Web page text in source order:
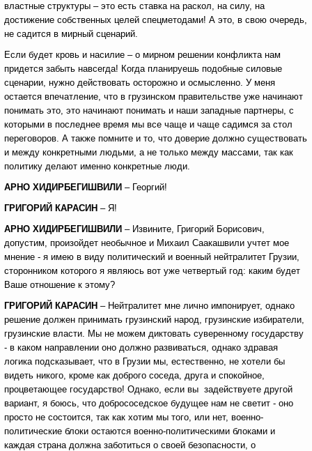
властные структуры – это есть ставка на раскол, на силу, на
достижение собственных целей спецметодами! А это, в свою очередь,
не садится в мирный сценарий.
Если будет кровь и насилие – о мирном решении конфликта нам
придется забыть навсегда! Когда планируешь подобные силовые
сценарии, нужно действовать осторожно и осмысленно. У меня
остается впечатление, что в грузинском правительстве уже начинают
понимать это, это начинают понимать и наши западные партнеры, с
которыми в последнее время мы все чаще и чаще садимся за стол
переговоров. А также помните и то, что доверие должно существовать
и между конкретными людьми, а не только между массами, так как
политику делают именно конкретные люди.
АРНО ХИДИРБЕГИШВИЛИ – Георгий!
ГРИГОРИЙ КАРАСИН – Я!
АРНО ХИДИРБЕГИШВИЛИ – Извините, Григорий Борисович,
допустим, произойдет необычное и Михаил Саакашвили учтет мое
мнение - я имею в виду политический и военный нейтралитет Грузии,
сторонником которого я являюсь вот уже четвертый год: каким будет
Ваше отношение к этому?
ГРИГОРИЙ КАРАСИН – Нейтралитет мне лично импонирует, однако
решение должен принимать грузинский народ, грузинские избиратели,
грузинские власти. Мы не можем диктовать суверенному государству
- в каком направлении оно должно развиваться, однако здравая
логика подсказывает, что в Грузии мы, естественно, не хотели бы
видеть никого, кроме как доброго соседа, друга и спокойное,
процветающее государство! Однако, если вы задействуете другой
вариант, я боюсь, что добрососедское будущее нам не светит - оно
просто не состоится, так как хотим мы того, или нет, военно-
политические блоки остаются военно-политическими блоками и
каждая страна должна заботиться о своей безопасности, о